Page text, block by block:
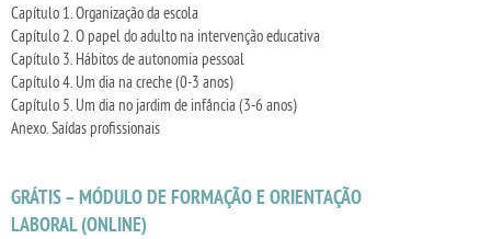
Capítulo 1. Organização da escola
Capítulo 2. O papel do adulto na intervenção educativa
Capítulo 3. Hábitos de autonomia pessoal
Capítulo 4. Um dia na creche (0-3 anos)
Capítulo 5. Um dia no jardim de infância (3-6 anos)
Anexo. Saídas proﬁssionais
GRÁTIS – MÓDULO DE FORMAÇÃO E ORIENTAÇÃO
LABORAL (ONLINE)